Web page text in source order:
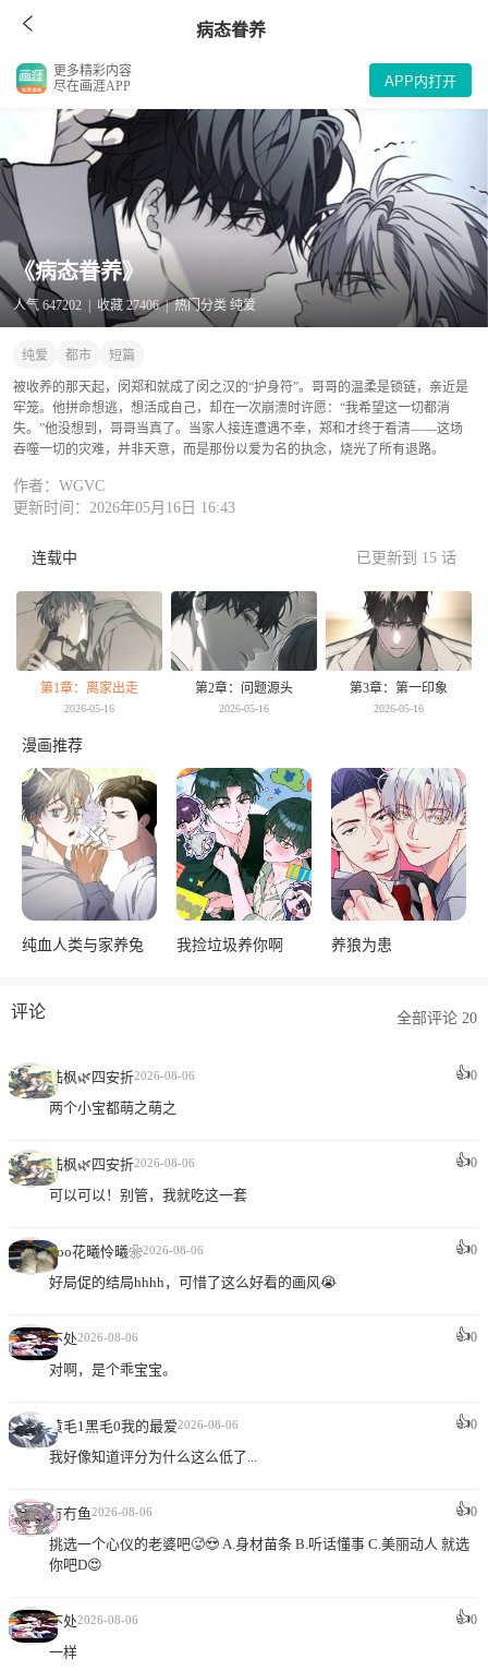
病态眷养
更多精彩内容
尽在画涯APP
APP内打开
《病态眷养》
人气 647202 | 收藏 27406 | 热门分类 纯爱
纯爱 都市 短篇
被收养的那天起，闵郑和就成了闵之汉的“护身符”。哥哥的温柔是锁链，亲近是
牢笼。他拼命想逃，想活成自己，却在一次崩溃时许愿：“我希望这一切都消
失。”他没想到，哥哥当真了。当家人接连遭遇不幸，郑和才终于看清——这场
吞噬一切的灾难，并非天意，而是那份以爱为名的执念，烧光了所有退路。
作者：WGVC
更新时间：2026年05月16日 16:43
连载中 已更新到 15 话
第1章：离家出走
2026-05-16
第2章：问题源头
2026-05-16
第3章：第一印象
2026-05-16
漫画推荐
纯血人类与家养兔 我捡垃圾养你啊 养狼为患
评论 全部评论 20
陆枫🌿四安折2026-08-06 👍0
两个小宝都萌之萌之
陆枫🌿四安折2026-08-06 👍0
可以可以！别管，我就吃这一套
\ oo花曦怜曦❀2026-08-06 👍0
好局促的结局hhhh，可惜了这么好看的画风😭
不处2026-08-06 👍0
对啊，是个乖宝宝。
黄毛1黑毛0我的最爱2026-08-06 👍0
我好像知道评分为什么这么低了...
冇冇鱼2026-08-06 👍0
挑选一个心仪的老婆吧🥵😍 A.身材苗条 B.听话懂事 C.美丽动人 就选
你吧D😍
不处2026-08-06 👍0
一样